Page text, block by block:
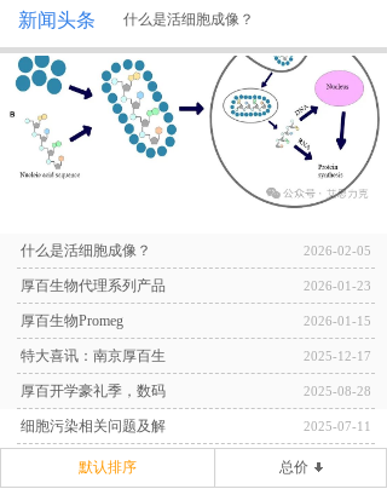
新闻头条 什么是活细胞成像？
什么是活细胞成像？ 2026-02-05
厚百生物代理系列产品 2026-01-23
厚百生物Promeg 2026-01-15
特大喜讯：南京厚百生 2025-12-17
厚百开学豪礼季，数码 2025-08-28
细胞污染相关问题及解 2025-07-11
默认排序 总价